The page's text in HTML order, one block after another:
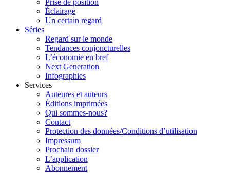
Éclairage
Un certain regard
Séries
Regard sur le monde
Tendances conjoncturelles
L’économie en bref
Next Generation
Infographies
Services
Auteures et auteurs
Éditions imprimées
Qui sommes-nous?
Contact
Protection des données/Conditions d’utilisation
Impressum
Prochain dossier
L’application
Abonnement